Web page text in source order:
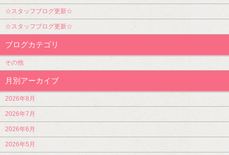
☆スタッフブログ更新☆
☆スタッフブログ更新☆
ブログカテゴリ
その他
月別アーカイブ
2026年8月
2026年7月
2026年6月
2026年5月